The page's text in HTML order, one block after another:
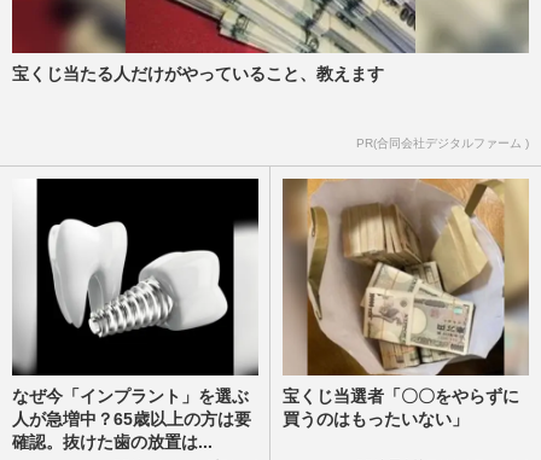
宝くじ当たる人だけがやっていること、教えます
PR(合同会社デジタルファーム )
なぜ今「インプラント」を選ぶ
人が急増中？65歳以上の方は要
確認。抜けた歯の放置は...
宝くじ当選者「〇〇をやらずに
買うのはもったいない」